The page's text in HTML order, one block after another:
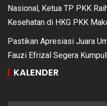
Nasional, Ketua TP PKK
Kesehatan di HKG PKK
Pastikan Apresiasi Juara
Fauzi Efrizal Segera
KALENDER